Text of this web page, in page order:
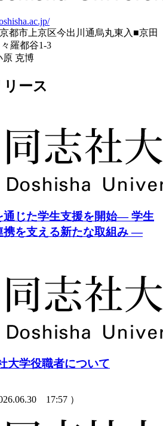
都市上京区今出川通烏丸東入■京田
羅都谷1-3
原 克博
ース
通じた学生支援を開始― 学生
携を支える新たな取組み ―
大学役職者について
17:57 ）